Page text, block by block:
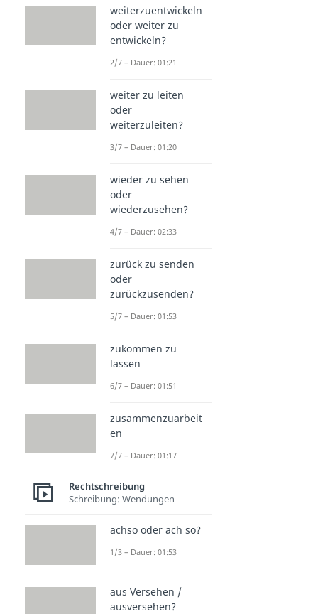
weiterzuentwickeln
oder weiter zu
entwickeln?
2/7 – Dauer: 01:21
weiter zu leiten
oder
weiterzuleiten?
3/7 – Dauer: 01:20
wieder zu sehen
oder
wiederzusehen?
4/7 – Dauer: 02:33
zurück zu senden
oder
zurückzusenden?
5/7 – Dauer: 01:53
zukommen zu
lassen
6/7 – Dauer: 01:51
zusammenzuarbeit
en
7/7 – Dauer: 01:17
Rechtschreibung
Schreibung: Wendungen
achso oder ach so?
1/3 – Dauer: 01:53
aus Versehen /
ausversehen?